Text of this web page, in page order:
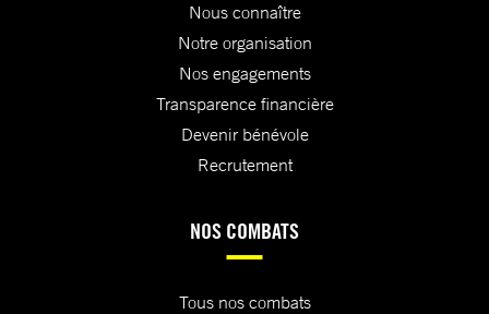
Nous connaître
Notre organisation
Nos engagements
Transparence financière
Devenir bénévole
Recrutement
NOS COMBATS
Tous nos combats